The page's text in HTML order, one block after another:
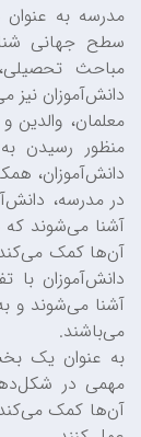
مدرسه به
سطح جهانی
مباحث
دانش‌آموزان نیز
معلمان،
منظور رسیدن
دانش‌آموزان،
در مدرسه،
آشنا می‌شوند که
آن‌ها کمک
دانش‌آموزان با
آشنا می‌شوند و
می‌باشند.
به عنوان یک
مهمی در
آن‌ها کمک می‌کند